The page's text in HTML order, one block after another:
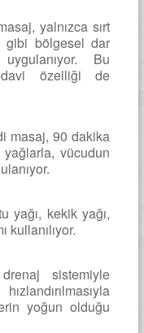
yalnızca sırt
bölgesel dar
Bu
özelliği de
masaj, 90 dakika
vücudun
yağı, kekik yağı,
kullanılıyor.
sistemiyle
yoğun olduğu